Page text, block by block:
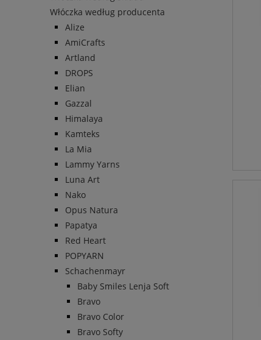
Włóczka według producenta
Alize
AmiCrafts
Artland
DROPS
Elian
Gazzal
Himalaya
Kamteks
La Mia
Lammy Yarns
Luna Art
Nako
Opus Natura
Papatya
Red Heart
POPYARN
Schachenmayr
Baby Smiles Lenja Soft
Bravo
Bravo Color
Bravo Softy